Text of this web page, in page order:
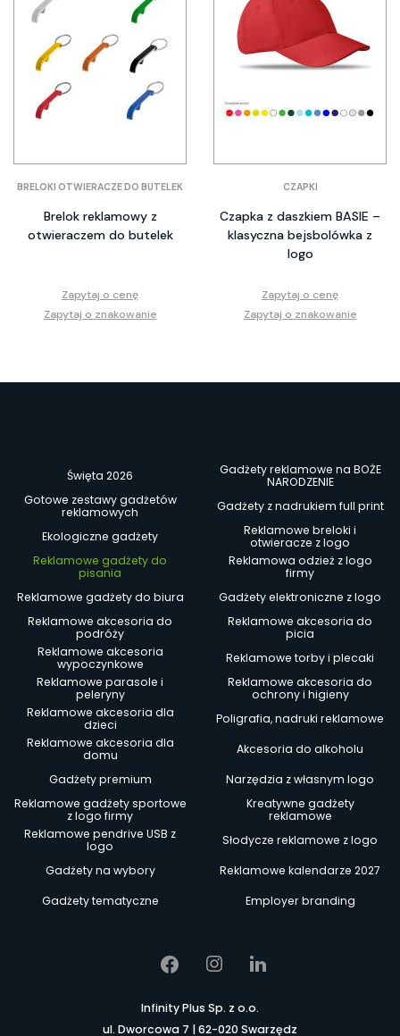
BRELOKI OTWIERACZE DO BUTELEK
Brelok reklamowy z
otwieraczem do butelek
Zapytaj o cenę
Zapytaj o znakowanie
CZAPKI
Czapka z daszkiem BASIE –
klasyczna bejsbolówka z
logo
Zapytaj o cenę
Zapytaj o znakowanie
Święta 2026
Gadżety reklamowe na BOŻE
NARODZENIE
Gotowe zestawy gadżetów
reklamowych
Gadżety z nadrukiem full print
Ekologiczne gadżety
Reklamowe breloki i
otwieracze z logo
Reklamowe gadżety do
pisania
Reklamowa odzież z logo
firmy
Reklamowe gadżety do biura
Gadżety elektroniczne z logo
Reklamowe akcesoria do
podróży
Reklamowe akcesoria do
picia
Reklamowe akcesoria
wypoczynkowe
Reklamowe torby i plecaki
Reklamowe parasole i
peleryny
Reklamowe akcesoria do
ochrony i higieny
Reklamowe akcesoria dla
dzieci
Poligrafia, nadruki reklamowe
Reklamowe akcesoria dla
domu
Akcesoria do alkoholu
Gadżety premium
Narzędzia z własnym logo
Reklamowe gadżety sportowe
z logo firmy
Kreatywne gadżety
reklamowe
Reklamowe pendrive USB z
logo
Słodycze reklamowe z logo
Gadżety na wybory
Reklamowe kalendarze 2027
Gadżety tematyczne
Employer branding
Infinity Plus Sp. z o.o.
ul. Dworcowa 7 | 62-020 Swarzędz